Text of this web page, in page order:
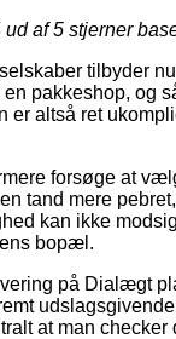
ud af 5 stjerner
tilbyder
en pakkeshop, og
er altså ret
forsøge at
tand mere
kan ikke
bopæl.
på Dialægt
at man